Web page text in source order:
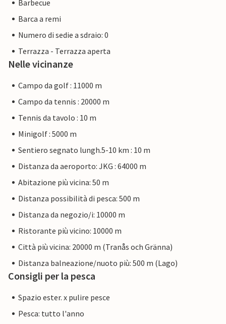
Barbecue
Barca a remi
Numero di sedie a sdraio: 0
Terrazza - Terrazza aperta
Nelle vicinanze
Campo da golf : 11000 m
Campo da tennis : 20000 m
Tennis da tavolo : 10 m
Minigolf : 5000 m
Sentiero segnato lungh.5-10 km : 10 m
Distanza da aeroporto: JKG : 64000 m
Abitazione più vicina: 50 m
Distanza possibilità di pesca: 500 m
Distanza da negozio/i: 10000 m
Ristorante più vicino: 10000 m
Città più vicina: 20000 m (Tranås och Gränna)
Distanza balneazione/nuoto più: 500 m (Lago)
Consigli per la pesca
Spazio ester. x pulire pesce
Pesca: tutto l'anno